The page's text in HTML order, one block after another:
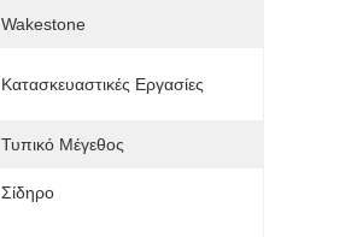
Wakestone
Κατασκευαστικές Εργασίες
Τυπικό Μέγεθος
Σίδηρο